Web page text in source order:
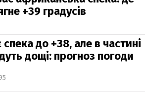
+39 градусів
до +38, але в частині
дощі: прогноз погоди